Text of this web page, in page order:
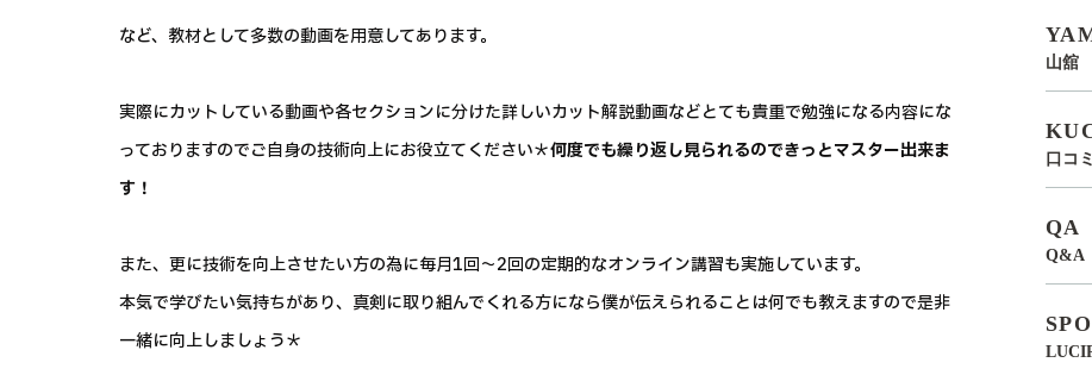
など、教材として多数の動画を用意してあります。
実際にカットしている動画や各セクションに分けた詳しいカット解説動画などとても貴重で勉強になる内容にな
っておりますのでご自身の技術向上にお役立てください＊何度でも繰り返し見られるのできっとマスター出来ま
す！
また、更に技術を向上させたい方の為に毎月1回～2回の定期的なオンライン講習も実施しています。
本気で学びたい気持ちがあり、真剣に取り組んでくれる方になら僕が伝えられることは何でも教えますので是非
一緒に向上しましょう＊
山舘
口コミ
QA
Q&A